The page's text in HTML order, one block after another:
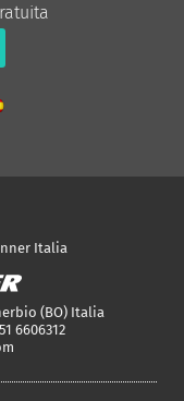
Italia
(BO) Italia
6606312